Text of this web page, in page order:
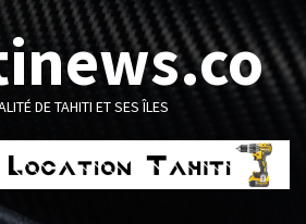
DE TAHITI ET SES ÎLES